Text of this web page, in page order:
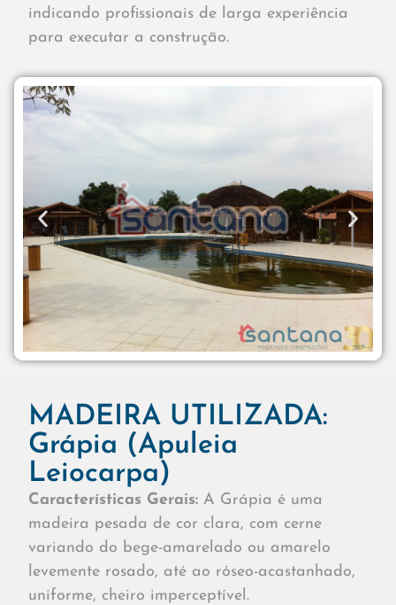
indicando profissionais de larga experiência
para executar a construção.
MADEIRA UTILIZADA:
Grápia (Apuleia
Leiocarpa)
Características Gerais: A Grápia é uma
madeira pesada de cor clara, com cerne
variando do bege-amarelado ou amarelo
levemente rosado, até ao róseo-acastanhado,
uniforme, cheiro imperceptível.